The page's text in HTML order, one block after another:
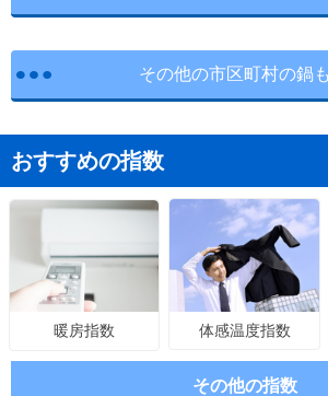
その他の市区町村の鍋
おすすめの指数
暖房指数 体感温度指数
その他の指数